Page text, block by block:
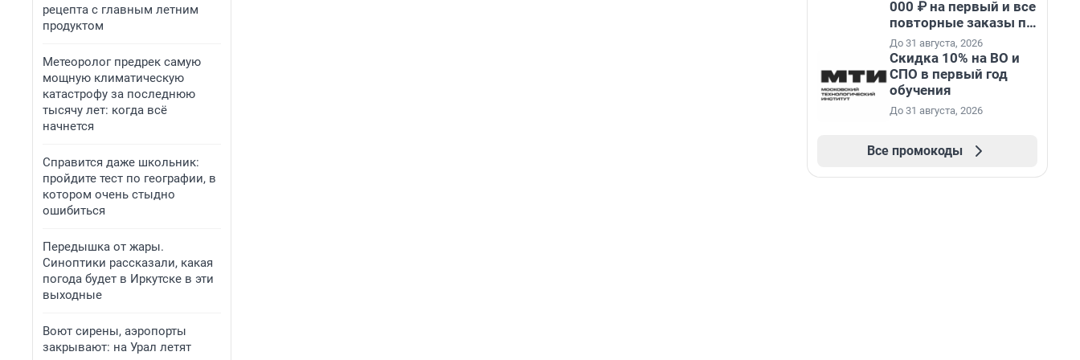
рецепта с главным летним
продуктом
Метеоролог предрек самую
мощную климатическую
катастрофу за последнюю
тысячу лет: когда всё
начнется
Справится даже школьник:
пройдите тест по географии, в
котором очень стыдно
ошибиться
Передышка от жары.
Синоптики рассказали, какая
погода будет в Иркутске в эти
выходные
Воют сирены, аэропорты
закрывают: на Урал летят
000 ₽ на первый и все
повторные заказы по
промокоду НАБЕРИ
До 31 августа, 2026
Скидка 10% на ВО и
СПО в первый год
обучения
До 31 августа, 2026
Все промокоды